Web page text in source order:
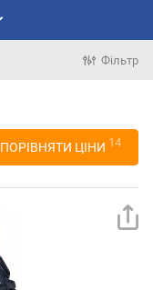
Фільтр
ПОРІВНЯТИ ЦІНИ 14